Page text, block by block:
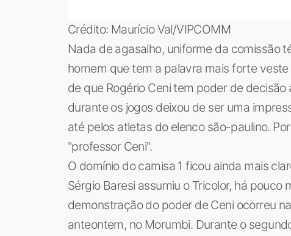
Crédito: Maurício Val/VIPCOMM
Nada de agasalho, uniforme da comissão
homem que tem a palavra mais forte
de que Rogério Ceni tem poder de
durante os jogos deixou de ser uma
até pelos atletas do elenco são-paulino.
"professor Ceni".
O domínio do camisa 1 ficou ainda mais
Sérgio Baresi assumiu o Tricolor, há pouco
demonstração do poder de Ceni ocorreu
anteontem, no Morumbi. Durante o